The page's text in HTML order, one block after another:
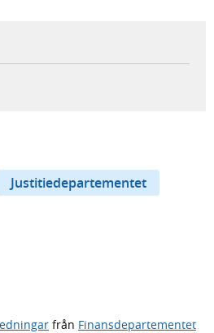
Justitiedepartementet
från Finansdepartementet